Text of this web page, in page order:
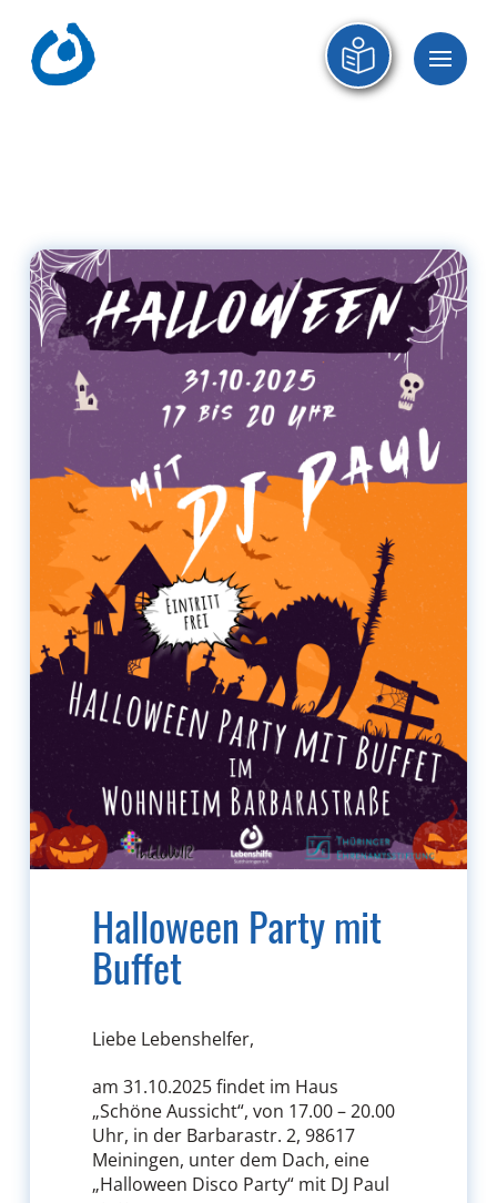
Halloween Party mit
Buffet
Liebe Lebenshelfer,
am 31.10.2025 findet im Haus
„Schöne Aussicht“, von 17.00 – 20.00
Uhr, in der Barbarastr. 2, 98617
Meiningen, unter dem Dach, eine
„Halloween Disco Party“ mit DJ Paul